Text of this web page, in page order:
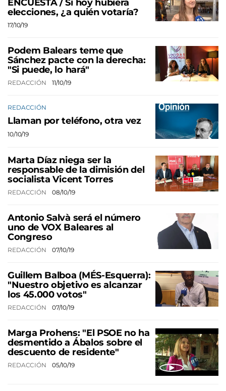
ENCUESTA / Si hoy hubiera
elecciones, ¿a quién votaría?
17/10/19
Podem Balears teme que
Sánchez pacte con la derecha:
"Si puede, lo hará"
REDACCIÓN 11/10/19
REDACCIÓN
Llaman por teléfono, otra vez
10/10/19
Marta Díaz niega ser la
responsable de la dimisión del
socialista Vicent Torres
REDACCIÓN 08/10/19
Antonio Salvà será el número
uno de VOX Baleares al
Congreso
REDACCIÓN 07/10/19
Guillem Balboa (MÉS-Esquerra):
"Nuestro objetivo es alcanzar
los 45.000 votos"
REDACCIÓN 07/10/19
Marga Prohens: "El PSOE no ha
desmentido a Ábalos sobre el
descuento de residente"
REDACCIÓN 05/10/19